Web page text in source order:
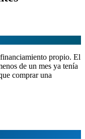
propio. El
de un mes ya tenía
comprar una